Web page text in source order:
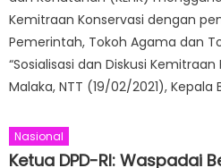
Kemitraan Konservasi dengan
Pemerintah, Tokoh Agama dan
“Sosialisasi dan Diskusi Kemitraan
Malaka, NTT (19/02/2021), Kepala
Nasional
Ketua DPD-RI: Waspadai